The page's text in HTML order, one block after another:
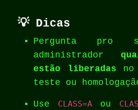
💡 Dicas
Pergunta pro
administrador
estão liberadas no
teste ou
Use CLASS=Aou